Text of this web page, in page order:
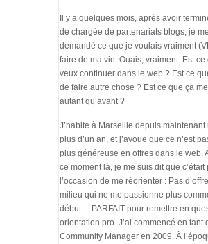
Il y a quelques mois, après avoir
de chargée de partenariats blogs, je
demandé ce que je voulais vraiment
faire de ma vie. Ouais, vraiment. Est ce
veux continuer dans le web ? Est ce
de faire autre chose ? Est ce que ça
autant qu’avant ?
J’habite à Marseille depuis maintenant
plus d’un an, et j’avoue que ce n’est
plus généreuse en offres dans le web.
ce moment là, je me suis dit que c’était
l’occasion de me réorienter : Pas
milieu qui ne me passionne plus
début… PARFAIT pour remettre en
orientation pro. J’ai commencé en tant
Community Manager en 2009. À